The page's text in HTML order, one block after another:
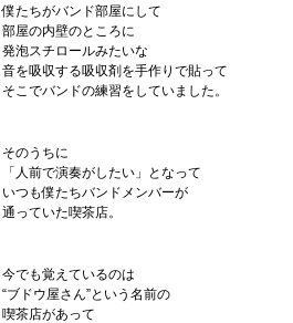
僕たちがバンド部屋にして
部屋の内壁のところに
発泡スチロールみたいな
音を吸収する吸収剤を手作りで貼って
そこでバンドの練習をしていました。
そのうちに
「人前で演奏がしたい」となって
いつも僕たちバンドメンバーが
通っていた喫茶店。
今でも覚えているのは
“ブドウ屋さん”という名前の
喫茶店があって